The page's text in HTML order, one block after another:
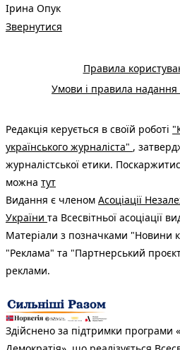
Ірина Опук
Звернутися
Правила
Умови і правила надання
Редакція керується в своїй роботі
українського журналіста" ,
журналістської етики.
можна тут
Видання є членом Асоціації
України та Всесвітньої асоціації
Матеріали з позначками "Новини
"Реклама" та "Партнерський
реклами.
Здійснено за підтримки програми